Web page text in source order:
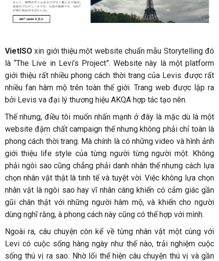
VietISO xin giới thiệu một website chuẩn mẫu Storytelling đó
là “The Live in Levi’s Project”. Website này là một platform
giới thiệu rất nhiều phong cách thời trang của Levis được rất
nhiều fan hâm mộ trên toàn thế giới. Trang web được lập ra
bởi Levis va đại lý thương hiệu AKQA hợp tác tạo nên.
Thế nhưng, điều tôi muốn nhấn mạnh ở đây là mặc dù là một
website đậm chất campaign thế nhưng không phải chỉ toàn là
phong cách thời trang. Mà chính là có những video và hình ảnh
giới thiệu life style của từng người từng người một. Không
phải ngôi sao cũng chẳng phải danh nhân thế nhưng cách lựa
chọn nhân vật thật là tinh tế và tuyệt vời. Việc không lựa chọn
nhân vật là ngôi sao hay vĩ nhân càng khiến có cảm giác gần
gũi chân thật với những người hâm mộ, và khiến cho người
dùng nghĩ rằng, à phong cách này cũng có thể hợp với mình.
Ngoài ra, câu chuyện còn kể về từng nhân vật một cùng với
Levi có cuộc sống hàng ngày như thế nào, trải nghiệm cuộc
sống thú vị ra sao. Nhờ lối thể hiện câu chuyện thú vị và gần